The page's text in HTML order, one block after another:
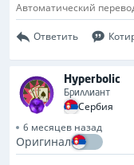
Автоматический
Ответить
Hyperbolic
Бриллиант
Сербия
6 месяцев назад
Оригинал